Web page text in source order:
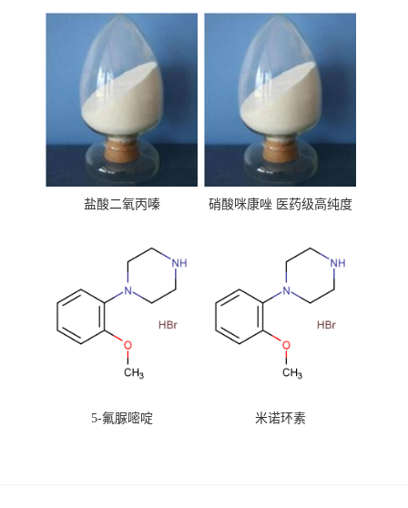
盐酸二氧丙嗪
硝酸咪康唑 医药级高纯度
5-氟脲嘧啶 米诺环素